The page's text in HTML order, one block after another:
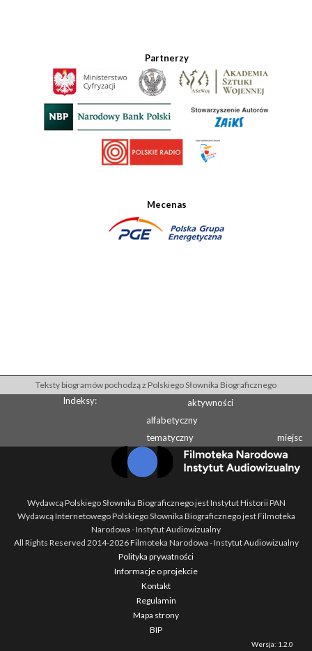
Partnerzy
Mecenas
Teksty biogramów pochodzą z Polskiego Słownika Biograficznego
Indeksy:
aktywności
alfabetyczny
tematyczny
miejsc
Wydawcą Polskiego Słownika Biograficznego jest Instytut Historii PAN
Wydawcą Internetowego Polskiego Słownika Biograficznego jest Filmoteka
Narodowa - Instytut Audiowizualny
All Rights Reserved 2014-2026Filmoteka Narodowa - Instytut Audiowizualny
Polityka prywatności
Informacje o projekcie
Kontakt
Regulamin
Mapa strony
BIP
Wersja: 1.2.0